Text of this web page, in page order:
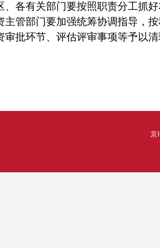
有关部门要按照职责分工抓好
主管部门要加强统筹协调指导，
审批环节、评估评审事项等予以
京